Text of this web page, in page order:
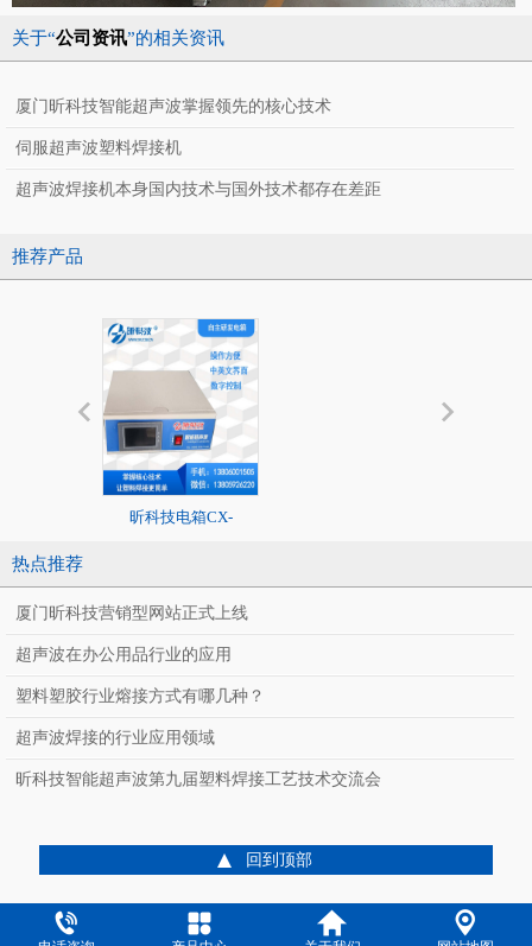
关于“公司资讯”的相关资讯
厦门昕科技智能超声波掌握领先的核心技术
伺服超声波塑料焊接机
超声波焊接机本身国内技术与国外技术都存在差距
推荐产品
昕科技电箱CX-
全自动智能超声波
热点推荐
厦门昕科技营销型网站正式上线
超声波在办公用品行业的应用
塑料塑胶行业熔接方式有哪几种？
超声波焊接的行业应用领域
昕科技智能超声波第九届塑料焊接工艺技术交流会
回到顶部